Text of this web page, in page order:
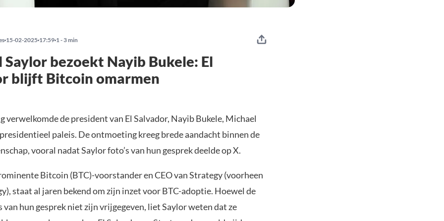
15-02-2025 17:59 1 - 3 min
Saylor bezoekt Nayib Bukele: El
blijft Bitcoin omarmen
verwelkomde de president van El Salvador, Nayib Bukele, Michael
paleis. De ontmoeting kreeg brede aandacht binnen de
vooral nadat Saylor foto’s van hun gesprek deelde op X.
Bitcoin (BTC)-voorstander en CEO van Strategy (voorheen
staat al jaren bekend om zijn inzet voor BTC-adoptie. Hoewel de
van hun gesprek niet zijn vrijgegeven, liet Saylor weten dat ze